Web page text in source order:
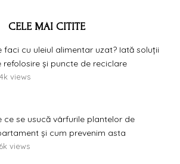
CELE MAI CITITE
faci cu uleiul alimentar uzat? Iată soluții
refolosire și puncte de reciclare
views
ce se usucă vârfurile plantelor de
și cum prevenim asta
views